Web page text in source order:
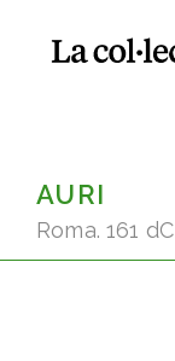
AURI
Roma. 161 dC